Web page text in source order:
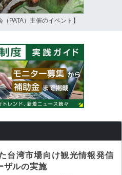
（PATA）主催のイベント】
台湾市場向け観光情報発信
ザルの実施